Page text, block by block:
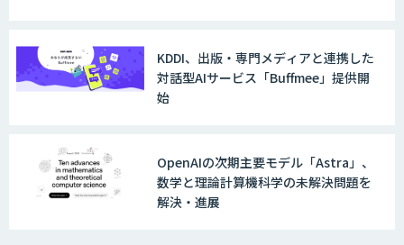
KDDI、出版・専門メディアと連携した
対話型AIサービス「Buffmee」提供開
始
OpenAIの次期主要モデル「Astra」、
数学と理論計算機科学の未解決問題を
解決・進展